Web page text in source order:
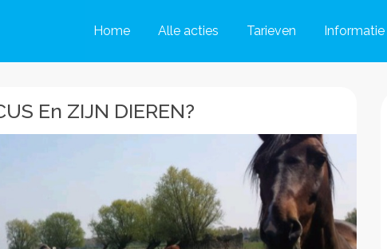
Home Alle acties Tarieven Informatie
En ZIJN DIEREN?